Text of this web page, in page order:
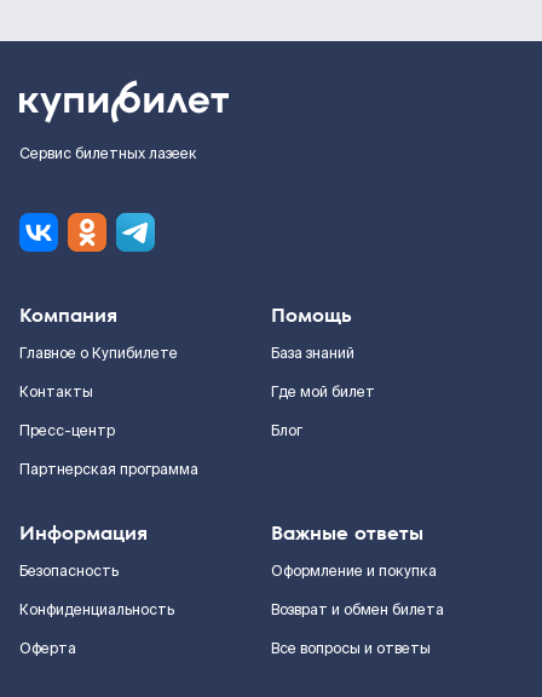
Сервис билетных лазеек
Компания
Главное о Купибилете
Контакты
Пресс-центр
Партнерская программа
Помощь
База знаний
Где мой билет
Блог
Информация
Безопасность
Конфиденциальность
Оферта
Важные ответы
Оформление и покупка
Возврат и обмен билета
Все вопросы и ответы